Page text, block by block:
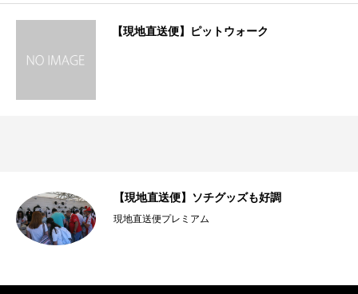
【現地直送便】ピットウォーク
【現地直送便】ソチグッズも好調
現地直送便プレミアム